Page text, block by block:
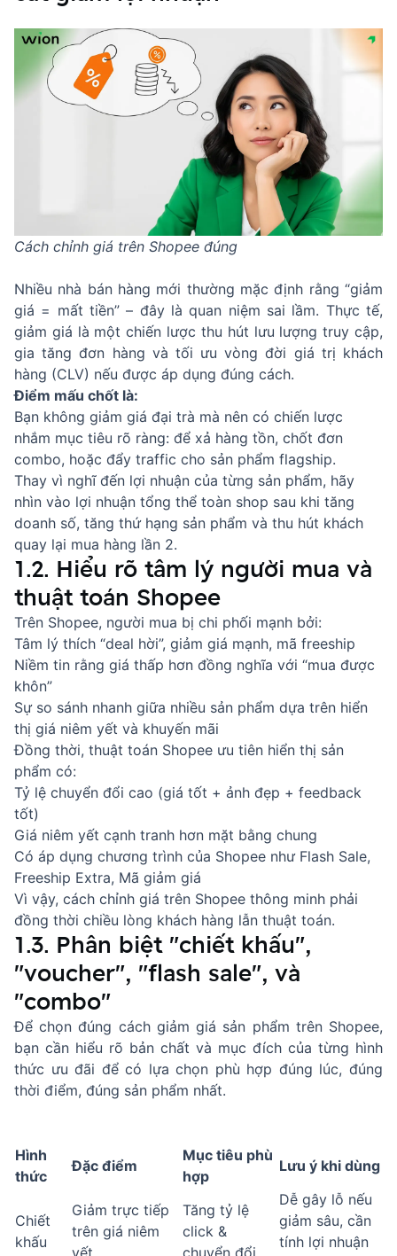
Cách chỉnh giá trên Shopee đúng
Nhiều nhà bán hàng mới thường mặc định rằng “giảm
giá = mất tiền” – đây là quan niệm sai lầm. Thực tế,
giảm giá là một chiến lược thu hút lưu lượng truy cập,
gia tăng đơn hàng và tối ưu vòng đời giá trị khách
hàng (CLV) nếu được áp dụng đúng cách.
Điểm mấu chốt là:
Bạn không giảm giá đại trà mà nên có chiến lược
nhắm mục tiêu rõ ràng: để xả hàng tồn, chốt đơn
combo, hoặc đẩy traffic cho sản phẩm flagship.
Thay vì nghĩ đến lợi nhuận của từng sản phẩm, hãy
nhìn vào lợi nhuận tổng thể toàn shop sau khi tăng
doanh số, tăng thứ hạng sản phẩm và thu hút khách
quay lại mua hàng lần 2.
1.2. Hiểu rõ tâm lý người mua và
thuật toán Shopee
Trên Shopee, người mua bị chi phối mạnh bởi:
Tâm lý thích “deal hời”, giảm giá mạnh, mã freeship
Niềm tin rằng giá thấp hơn đồng nghĩa với “mua được
khôn”
Sự so sánh nhanh giữa nhiều sản phẩm dựa trên hiển
thị giá niêm yết và khuyến mãi
Đồng thời, thuật toán Shopee ưu tiên hiển thị sản
phẩm có:
Tỷ lệ chuyển đổi cao (giá tốt + ảnh đẹp + feedback
tốt)
Giá niêm yết cạnh tranh hơn mặt bằng chung
Có áp dụng chương trình của Shopee như Flash Sale,
Freeship Extra, Mã giảm giá
Vì vậy, cách chỉnh giá trên Shopee thông minh phải
đồng thời chiều lòng khách hàng lẫn thuật toán.
1.3. Phân biệt "chiết khấu",
"voucher", "flash sale", và
"combo"
Để chọn đúng cách giảm giá sản phẩm trên Shopee,
bạn cần hiểu rõ bản chất và mục đích của từng hình
thức ưu đãi để có lựa chọn phù hợp đúng lúc, đúng
thời điểm, đúng sản phẩm nhất.
Hình
thức
Đặc điểm
Mục tiêu phù
hợp
Lưu ý khi dùng
Chiết
khấu
Giảm trực tiếp
trên giá niêm
yết
Tăng tỷ lệ
click &
chuyển đổi
Dễ gây lỗ nếu
giảm sâu, cần
tính lợi nhuận